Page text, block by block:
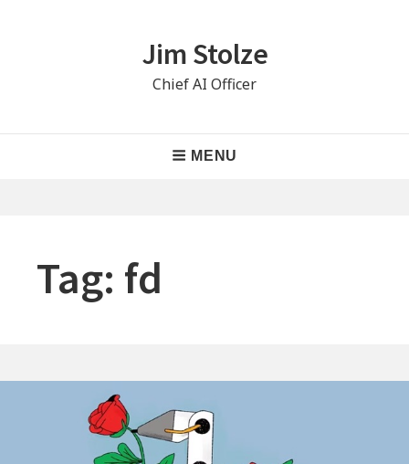
Jim Stolze
Chief AI Officer
MENU
Tag: fd